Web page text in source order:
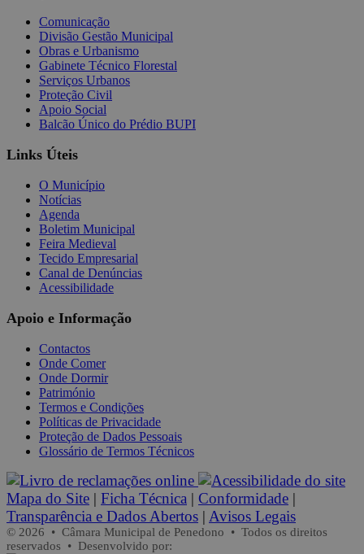
Comunicação
Divisão Gestão Municipal
Obras e Urbanismo
Gabinete Técnico Florestal
Serviços Urbanos
Proteção Civil
Apoio Social
Balcão Único do Prédio BUPI
Links Úteis
O Município
Notícias
Agenda
Boletim Municipal
Feira Medieval
Tecido Empresarial
Canal de Denúncias
Acessibilidade
Apoio e Informação
Contactos
Onde Comer
Onde Dormir
Património
Termos e Condições
Políticas de Privacidade
Proteção de Dados Pessoais
Glossário de Termos Técnicos
Mapa do Site | Ficha Técnica | Conformidade |
Transparência e Dados Abertos | Avisos Legais
© 2026 • Câmara Municipal de Penedono • Todos os direitos
reservados • Desenvolvido por: